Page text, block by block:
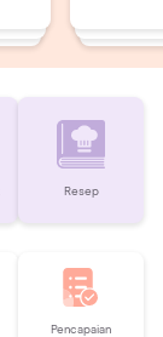
Resep
Pencapaian